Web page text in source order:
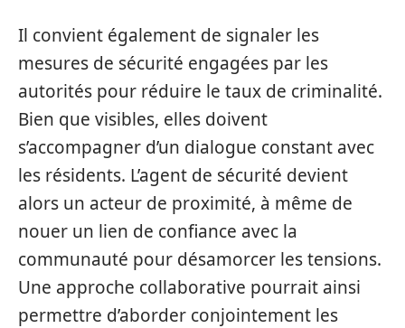
Il convient également de signaler les
mesures de sécurité engagées par les
autorités pour réduire le taux de criminalité.
Bien que visibles, elles doivent
s’accompagner d’un dialogue constant avec
les résidents. L’agent de sécurité devient
alors un acteur de proximité, à même de
nouer un lien de confiance avec la
communauté pour désamorcer les tensions.
Une approche collaborative pourrait ainsi
permettre d’aborder conjointement les